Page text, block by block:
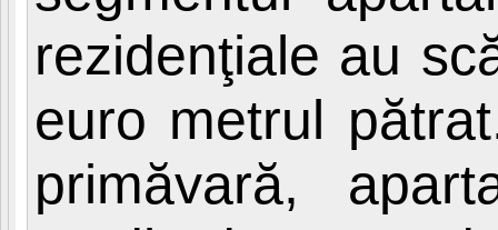
rezidenţiale au
euro metrul
primăvară,